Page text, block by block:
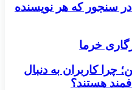
در سنجور که هر نویسنده
خرما
چرا کاربران به دنبال
هستند؟